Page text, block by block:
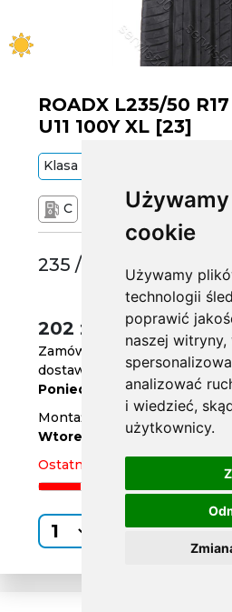
cookie
Używamy
technologii
poprawić
naszej
analizować
i wiedzieć,
użytkownicy.
ROADX L235/50
U11 100Y XL [23]
Klasa
C 72 dB
235 /50 R17
202 zł
Zamów do
godz. 14
dostawa za 3 dni
Poniedziałek
Montaż w serwisie za 4 dni
Wtorek
Ostatnia sztuka
Kup